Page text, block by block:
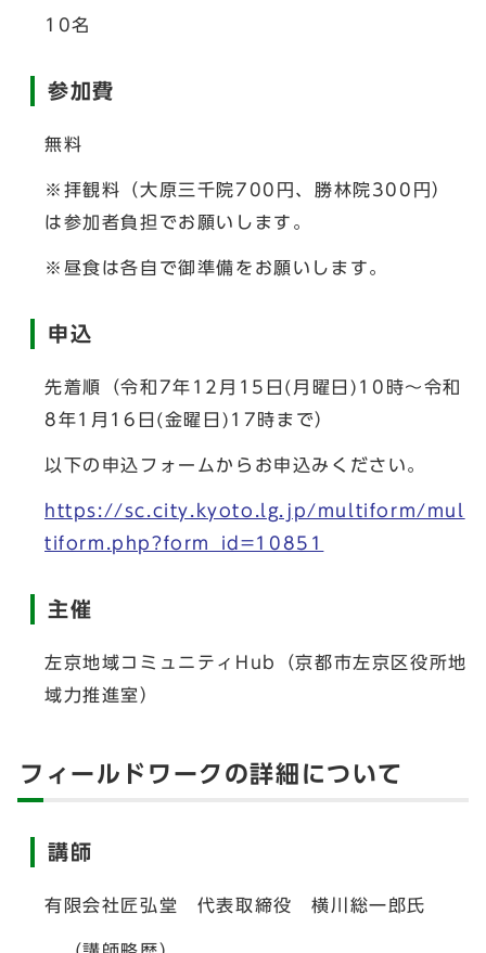
10名
参加費
無料
※拝観料（大原三千院700円、勝林院300円）
は参加者負担でお願いします。
※昼食は各自で御準備をお願いします。
申込
先着順（令和7年12月15日(月曜日)10時～令和
8年1月16日(金曜日)17時まで）
以下の申込フォームからお申込みください。
https://sc.city.kyoto.lg.jp/multiform/mul
tiform.php?form_id=10851
主催
左京地域コミュニティHub（京都市左京区役所地
域力推進室）
フィールドワークの詳細について
講師
有限会社匠弘堂 代表取締役 横川総一郎氏